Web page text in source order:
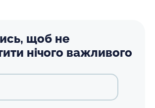
щоб не
нічого важливого